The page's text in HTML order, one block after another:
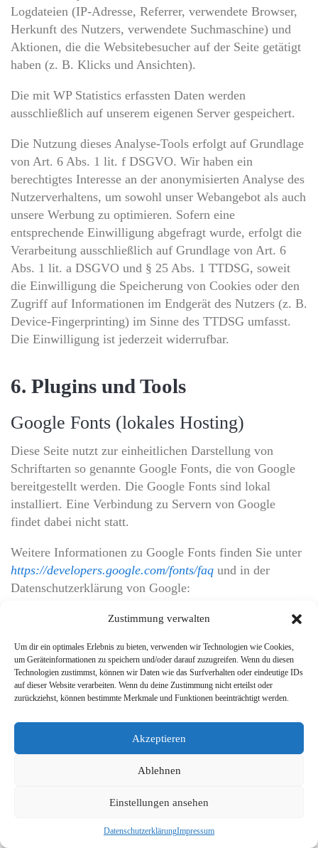
Zustimmung verwalten
Um dir ein optimales Erlebnis zu bieten, verwenden wir Technologien wie Cookies,
um Geräteinformationen zu speichern und/oder darauf zuzugreifen. Wenn du diesen
Technologien zustimmst, können wir Daten wie das Surfverhalten oder eindeutige IDs
auf dieser Website verarbeiten. Wenn du deine Zustimmung nicht erteilst oder
zurückziehst, können bestimmte Merkmale und Funktionen beeinträchtigt werden.
Akzeptieren
Ablehnen
Einstellungen ansehen
DatenschutzerklärungImpressum
Logdateien (IP-Adresse, Referrer, verwendete Browser,
Herkunft des Nutzers, verwendete Suchmaschine) und
Aktionen, die die Websitebesucher auf der Seite getätigt
haben (z. B. Klicks und Ansichten).
Die mit WP Statistics erfassten Daten werden
ausschließlich auf unserem eigenen Server gespeichert.
Die Nutzung dieses Analyse-Tools erfolgt auf Grundlage
von Art. 6 Abs. 1 lit. f DSGVO. Wir haben ein
berechtigtes Interesse an der anonymisierten Analyse des
Nutzerverhaltens, um sowohl unser Webangebot als auch
unsere Werbung zu optimieren. Sofern eine
entsprechende Einwilligung abgefragt wurde, erfolgt die
Verarbeitung ausschließlich auf Grundlage von Art. 6
Abs. 1 lit. a DSGVO und § 25 Abs. 1 TTDSG, soweit
die Einwilligung die Speicherung von Cookies oder den
Zugriff auf Informationen im Endgerät des Nutzers (z. B.
Device-Fingerprinting) im Sinne des TTDSG umfasst.
Die Einwilligung ist jederzeit widerrufbar.
6. Plugins und Tools
Google Fonts (lokales Hosting)
Diese Seite nutzt zur einheitlichen Darstellung von
Schriftarten so genannte Google Fonts, die von Google
bereitgestellt werden. Die Google Fonts sind lokal
installiert. Eine Verbindung zu Servern von Google
findet dabei nicht statt.
Weitere Informationen zu Google Fonts finden Sie unter
https://developers.google.com/fonts/faq und in der
Datenschutzerklärung von Google:
Font Awesome (lokales Hosting)
Diese Seite nutzt zur einheitlichen Darstellung von
Schriftarten Font Awesome. Font Awesome ist lokal
Inc. findet dabei nicht statt.
https://fontawesome.com/privacy.